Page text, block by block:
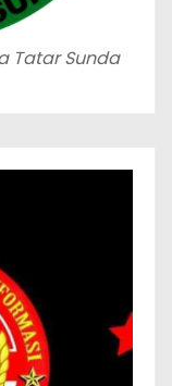
Tatar Sunda